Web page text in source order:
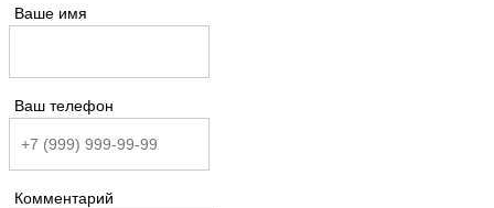
Ваше имя
Ваш телефон
Комментарий